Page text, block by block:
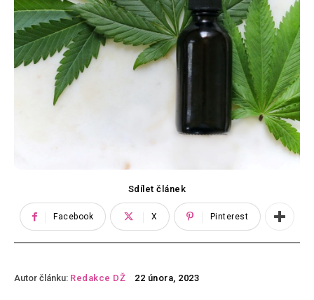
Sdílet článek
Facebook X Pinterest
Autor článku: Redakce DŽ 22 února, 2023